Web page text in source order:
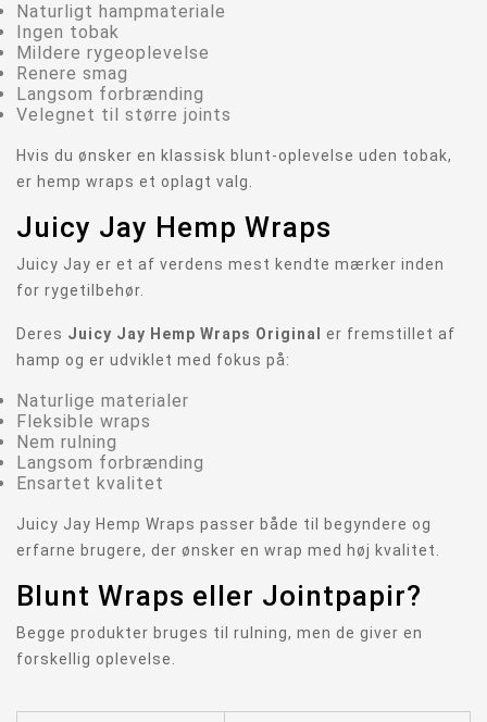
Naturligt hampmateriale
Ingen tobak
Mildere rygeoplevelse
Renere smag
Langsom forbrænding
Velegnet til større joints
Hvis du ønsker en klassisk blunt-oplevelse uden tobak,
er hemp wraps et oplagt valg.
Juicy Jay Hemp Wraps
Juicy Jay er et af verdens mest kendte mærker inden
for rygetilbehør.
Deres Juicy Jay Hemp Wraps Original
er fremstillet af
hamp og er udviklet med fokus på:
Naturlige materialer
Fleksible wraps
Nem rulning
Langsom forbrænding
Ensartet kvalitet
Juicy Jay Hemp Wraps passer både til begyndere og
erfarne brugere, der ønsker en wrap med høj kvalitet.
Blunt Wraps eller Jointpapir?
Begge produkter bruges til rulning, men de giver en
forskellig oplevelse.